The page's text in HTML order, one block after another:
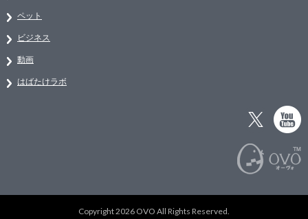
ペット
ビジネス
動画
はばたけラボ
Copyright 2026 OVO All Rights Reserved.